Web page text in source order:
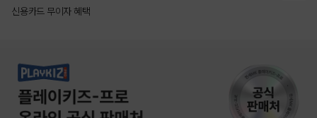
신용카드 무이자 혜택